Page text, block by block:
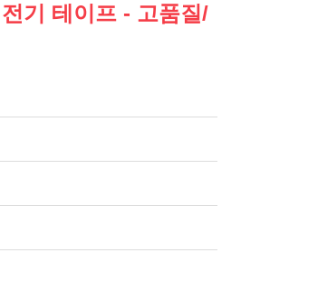
기 테이프 - 고품질/